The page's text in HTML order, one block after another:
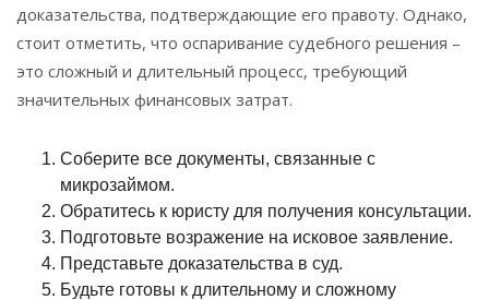
доказательства, подтверждающие его правоту. Однако,
стоит отметить, что оспаривание судебного решения –
это сложный и длительный процесс, требующий
значительных финансовых затрат.
Соберите все документы, связанные с
микрозаймом.
Обратитесь к юристу для получения консультации.
Подготовьте возражение на исковое заявление.
Представьте доказательства в суд.
Будьте готовы к длительному и сложному